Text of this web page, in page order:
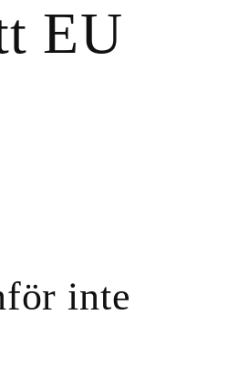
EU
inte